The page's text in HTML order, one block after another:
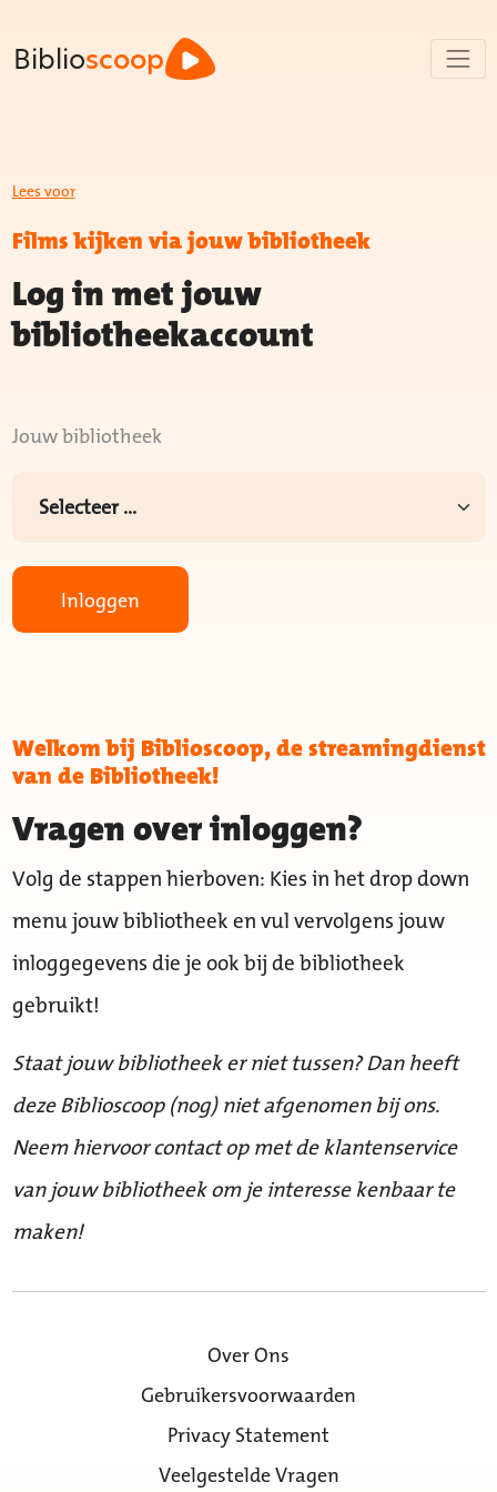
Biblioscoop
Lees voor
Films kijken via jouw bibliotheek
Log in met jouw
bibliotheekaccount
Jouw bibliotheek
Inloggen
Welkom bij Biblioscoop, de streamingdienst
van de Bibliotheek!
Vragen over inloggen?
Volg de stappen hierboven: Kies in het drop down
menu jouw bibliotheek en vul vervolgens jouw
inloggegevens die je ook bij de bibliotheek
gebruikt!
Staat jouw bibliotheek er niet tussen? Dan heeft
deze Biblioscoop (nog) niet afgenomen bij ons.
Neem hiervoor contact op met de klantenservice
van jouw bibliotheek om je interesse kenbaar te
maken!
Over Ons
Gebruikersvoorwaarden
Privacy Statement
Veelgestelde Vragen